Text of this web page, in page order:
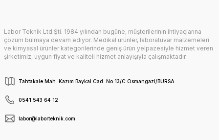
Labor Teknik Ltd.Şti. 1984 yılından bugüne, müşterilerinin ihtiyaçlarına
çözüm bulmaya devam ediyor. Medikal ürünler, laboratuvar malzemeleri
ve kimyasal ürünler kategorilerinde geniş ürün yelpazesiyle hizmet veren
şirketimiz, uygun fiyat ve kaliteli hizmet anlayışıyla çalışmaktadır.
Tahtakale Mah. Kazım Baykal Cad. No:13/C Osmangazi/BURSA
0541 543 64 12
labor@laborteknik.com